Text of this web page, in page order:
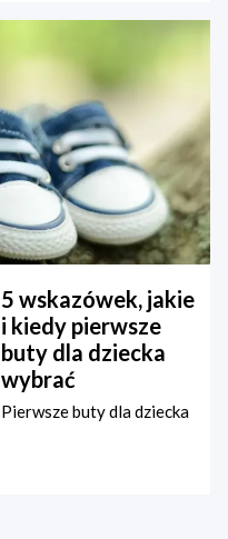
5 wskazówek, jakie
i kiedy pierwsze
buty dla dziecka
wybrać
Pierwsze buty dla dziecka